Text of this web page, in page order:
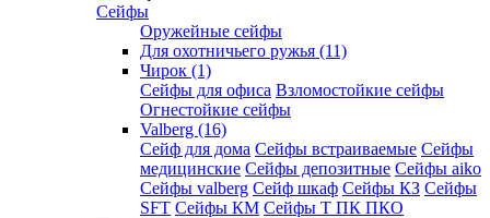
Сейфы
Оружейные сейфы
Для охотничьего ружья (11)
Чирок (1)
Сейфы для офиса Взломостойкие сейфы
Огнестойкие сейфы
Valberg (16)
Cейф для дома Сейфы встраиваемые Сейфы
медицинские Сейфы депозитные Сейфы aiko
Сейфы valberg Сейф шкаф Сейфы КЗ Сейфы
SFT Сейфы КМ Сейфы Т ПК ПКО